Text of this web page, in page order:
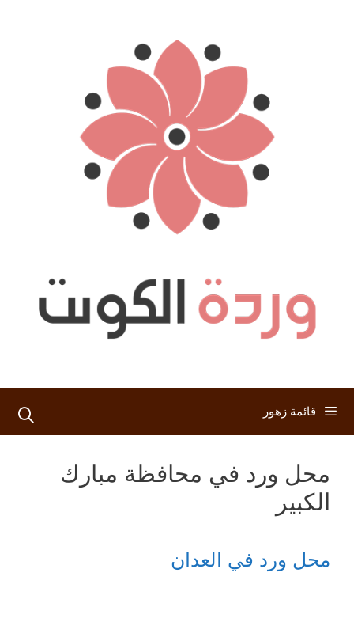
قائمة زهور
محل ورد في محافظة مبارك
الكبير
محل ورد في العدان